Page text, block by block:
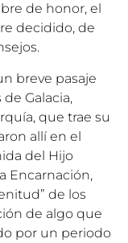
de honor, el
decidido, de
breve pasaje
Galacia,
que trae su
allí en el
del Hijo
Encarnación,
de los
de algo que
por un periodo